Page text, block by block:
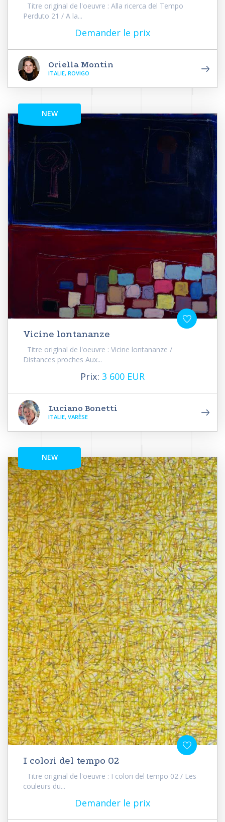
Titre original de l'oeuvre : Alla ricerca del Tempo
Perduto 21 / A la...
Demander le prix
Oriella Montin
ITALIE, ROVIGO
NEW
Vicine lontananze
Titre original de l'oeuvre : Vicine lontananze /
Distances proches Aux...
Prix: 3 600 EUR
Luciano Bonetti
ITALIE, VARÈSE
NEW
I colori del tempo 02
Titre original de l'oeuvre : I colori del tempo 02 / Les
couleurs du...
Demander le prix